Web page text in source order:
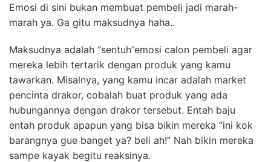
Emosi di sini bukan membuat pembeli jadi marah-
marah ya. Ga gitu maksudnya haha..
Maksudnya adalah “sentuh”emosi calon pembeli agar
mereka lebih tertarik dengan produk yang kamu
tawarkan. Misalnya, yang kamu incar adalah market
pencinta drakor, cobalah buat produk yang ada
hubungannya dengan drakor tersebut. Entah baju
entah produk apapun yang bisa bikin mereka “ini kok
barangnya gue banget ya? beli ah!” Nah bikin mereka
sampe kayak begitu reaksinya.